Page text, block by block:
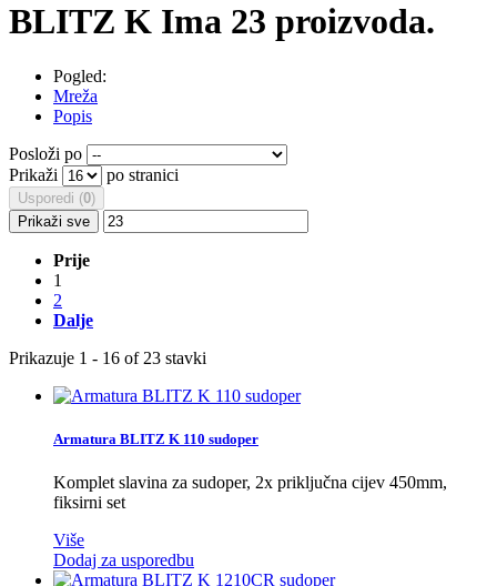
BLITZ K Ima 23 proizvoda.
Pogled:
Mreža
Popis
Posloži po
Prikaži
po stranici
Usporedi (0)
Prikaži sve
Prije
1
2
Dalje
Prikazuje 1 - 16 of 23 stavki
Armatura BLITZ K 110 sudoper
Komplet slavina za sudoper, 2x priključna cijev 450mm,
fiksirni set
Više
Dodaj za usporedbu